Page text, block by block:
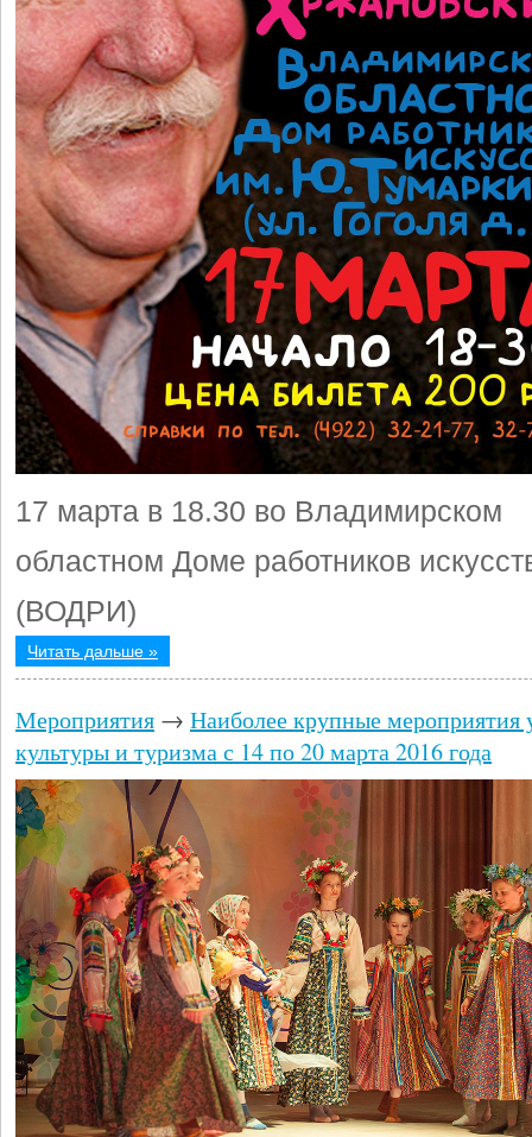
17 марта в 18.30 во Владимирском
областном Доме работников
(ВОДРИ)
Читать дальше »
Мероприятия → Наиболее крупные мероприятия
культуры и туризма с 14 по 20 марта 2016 года